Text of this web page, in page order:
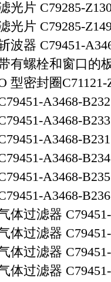
光片 C79285-
光片 C79285-
波器 C79451-
有螺栓和窗口的
型密封圈
A3468-
A3468-
A3468-
A3468-
A3468-
A3468-
体过滤器
体过滤器
体过滤器
体过滤器